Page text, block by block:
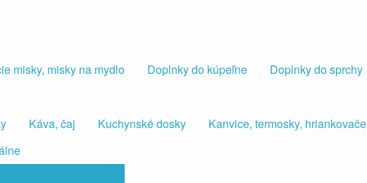
misky, misky na mydlo Doplnky do kúpeľne Doplnky do sprchy
Káva, čaj Kuchynské dosky Kanvice, termosky, hriankovače